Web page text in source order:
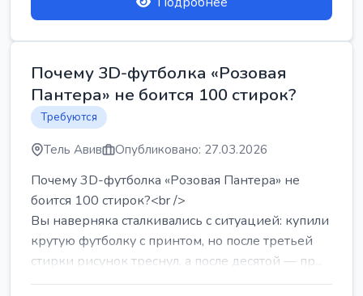
Почему 3D-футболка «Розовая
Пантера» не боится 100 стирок?
Требуются
Тель Авив Опубликовано: 27.03.2026
Почему 3D-футболка «Розовая Пантера» не
боится 100 стирок?<br />
Вы наверняка сталкивались с ситуацией: купили
крутую футболку с принтом, но после третьей
стирки рисунок треснул, а после десятой — пр...